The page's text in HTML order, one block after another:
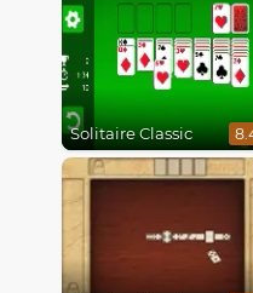
Solitaire Classic